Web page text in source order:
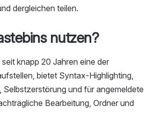
dergleichen teilen.
nutzen?
seit knapp 20 Jahren eine der
bietet Syntax-Highlighting,
und für angemeldete
Bearbeitung, Ordner und